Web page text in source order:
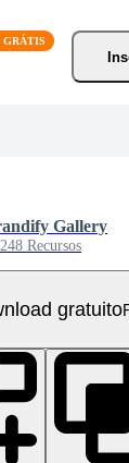
Gallery
Recursos
gratuito